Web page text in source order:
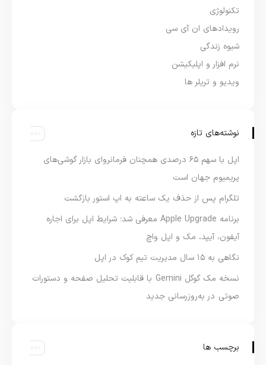
تکنولوژی
رویدادهای ان آی سی
شیوه زندگی
نرم افزار و اپلیکیشن
ویدیو و تریلر ها
نوشته‌های تازه
اپل با سهم ۶۵ درصدی همچنان فرمانروای بازار گوشی‌های
پریمیوم جهان است
تلگرام پس از حذف یک ساعته به اپ استور بازگشت
برنامه Apple Upgrade معرفی شد؛ شرایط اپل برای اجاره
آیفون، آیپد، مک و اپل واچ
نگاهی به ۱۵ سال مدیریت تیم کوک در اپل
نسخه مک گوگل Gemini با قابلیت تحلیل صفحه و دستورات
صوتی در به‌روزرسانی جدید
برچسب ها